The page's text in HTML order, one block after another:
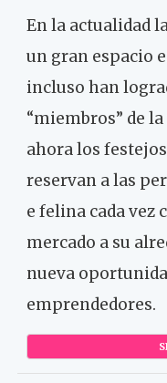
En la actualidad
un gran espacio
incluso han
“miembros” de
ahora los
reservan a las
e felina cada vez
mercado a su
nueva
emprendedores.